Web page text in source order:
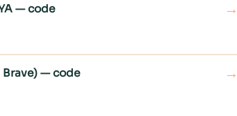
— code →
Brave) — code →